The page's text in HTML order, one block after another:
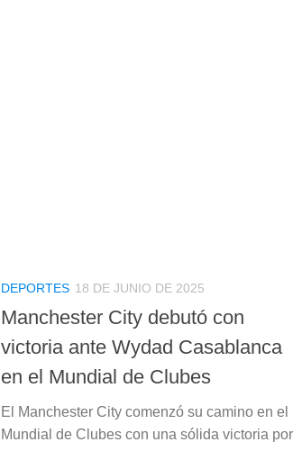
DEPORTES 18 DE JUNIO DE 2025
Manchester City debutó con
victoria ante Wydad Casablanca
en el Mundial de Clubes
El Manchester City comenzó su camino en el
Mundial de Clubes con una sólida victoria por